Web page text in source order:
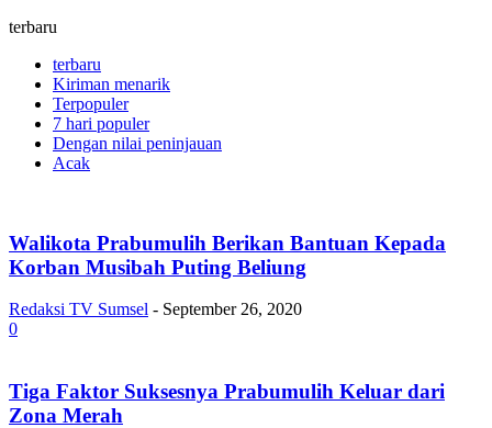
terbaru
terbaru
Kiriman menarik
Terpopuler
7 hari populer
Dengan nilai peninjauan
Acak
Walikota Prabumulih Berikan Bantuan Kepada
Korban Musibah Puting Beliung
Redaksi TV Sumsel - September 26, 2020
0
Tiga Faktor Suksesnya Prabumulih Keluar dari
Zona Merah